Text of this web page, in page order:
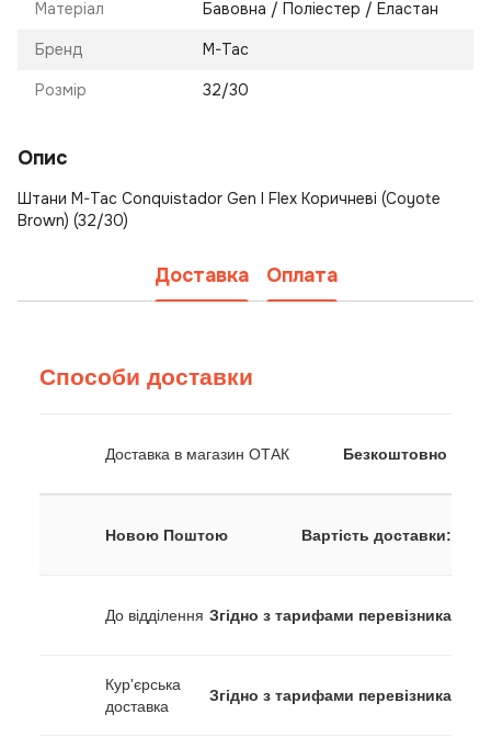
Матеріал Бавовна / Поліестер / Еластан
Бренд M-Tac
Розмір 32/30
Опис
Штани M-Tac Conquistador Gen I Flex Коричневі (Coyote
Brown) (32/30)
Доставка Оплата
Способи доставки
Доставка в магазин ОТАК Безкоштовно
Новою Поштою Вартість доставки:
До відділення Згідно з тарифами перевізника
Кур'єрська
доставка
Згідно з тарифами перевізника